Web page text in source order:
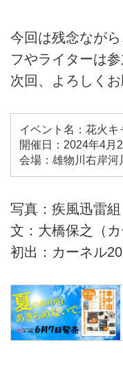
今回は残念なが
フやライターは
次回、よろしくお
イベント名：花火キ
開催日：2024年4月
会場：雄物川右岸河
写真：疾風迅雷
文：大橋保之（
初出：カーネル